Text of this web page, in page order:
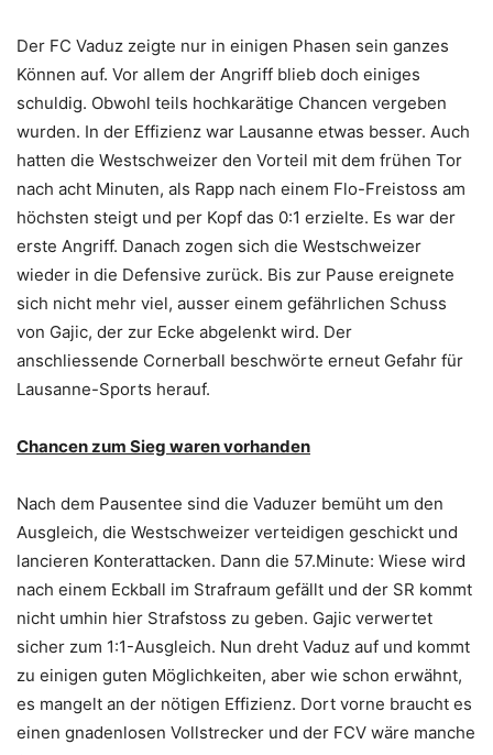
Der FC Vaduz zeigte nur in einigen Phasen sein ganzes
Können auf. Vor allem der Angriff blieb doch einiges
schuldig. Obwohl teils hochkarätige Chancen vergeben
wurden. In der Effizienz war Lausanne etwas besser. Auch
hatten die Westschweizer den Vorteil mit dem frühen Tor
nach acht Minuten, als Rapp nach einem Flo-Freistoss am
höchsten steigt und per Kopf das 0:1 erzielte. Es war der
erste Angriff. Danach zogen sich die Westschweizer
wieder in die Defensive zurück. Bis zur Pause ereignete
sich nicht mehr viel, ausser einem gefährlichen Schuss
von Gajic, der zur Ecke abgelenkt wird. Der
anschliessende Cornerball beschwörte erneut Gefahr für
Lausanne-Sports herauf.
Chancen zum Sieg waren vorhanden
Nach dem Pausentee sind die Vaduzer bemüht um den
Ausgleich, die Westschweizer verteidigen geschickt und
lancieren Konterattacken. Dann die 57.Minute: Wiese wird
nach einem Eckball im Strafraum gefällt und der SR kommt
nicht umhin hier Strafstoss zu geben. Gajic verwertet
sicher zum 1:1-Ausgleich. Nun dreht Vaduz auf und kommt
zu einigen guten Möglichkeiten, aber wie schon erwähnt,
es mangelt an der nötigen Effizienz. Dort vorne braucht es
einen gnadenlosen Vollstrecker und der FCV wäre manche